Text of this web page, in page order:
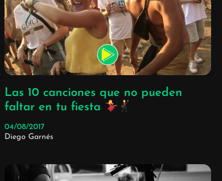
Las 10 canciones que no pueden
faltar en tu fiesta
04/08/2017
Diego Garnés